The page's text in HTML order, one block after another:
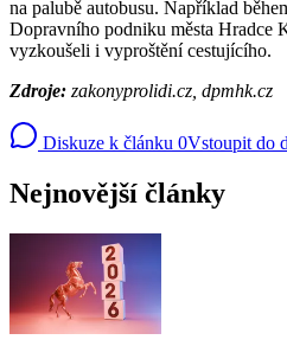
na palubě autobusu. Například
Dopravního podniku města Hradce
vyzkoušeli i vyproštění cestujícího.
Zdroje: zakonyprolidi.cz, dpmhk.cz
Diskuze k článku 0Vstoupit do
Nejnovější články